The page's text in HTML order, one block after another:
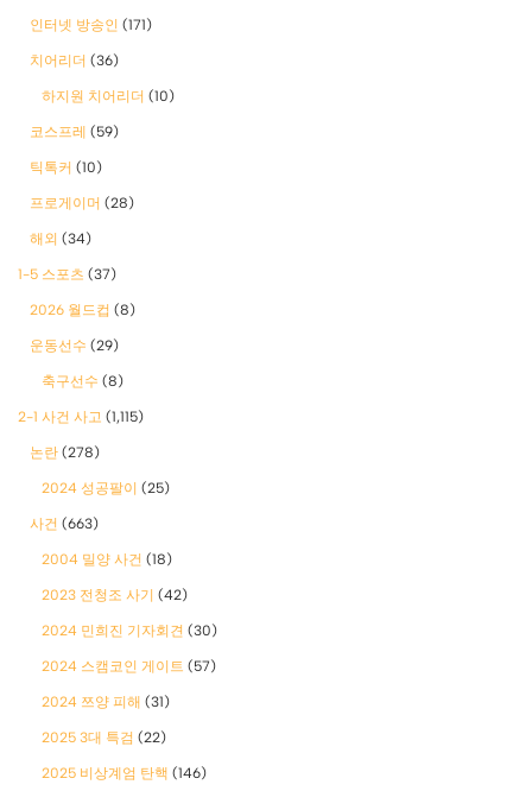
인터넷 방송인 (171)
치어리더 (36)
하지원 치어리더 (10)
코스프레 (59)
틱톡커 (10)
프로게이머 (28)
해외 (34)
1-5 스포츠 (37)
2026 월드컵 (8)
운동선수 (29)
축구선수 (8)
2-1 사건 사고 (1,115)
논란 (278)
2024 성공팔이 (25)
사건 (663)
2004 밀양 사건 (18)
2023 전청조 사기 (42)
2024 민희진 기자회견 (30)
2024 스캠코인 게이트 (57)
2024 쯔양 피해 (31)
2025 3대 특검 (22)
2025 비상계엄 탄핵 (146)